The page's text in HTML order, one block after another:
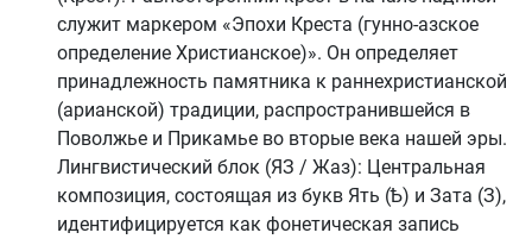
служит маркером «Эпохи Креста (гунно-азское
определение Христианское)». Он определяет
принадлежность памятника к раннехристианской
(арианской) традиции, распространившейся в
Поволжье и Прикамье во вторые века нашей эры.
Лингвистический блок (ЯЗ / Жаз): Центральная
композиция, состоящая из букв Ять (Ѣ) и Зата (З),
идентифицируется как фонетическая запись